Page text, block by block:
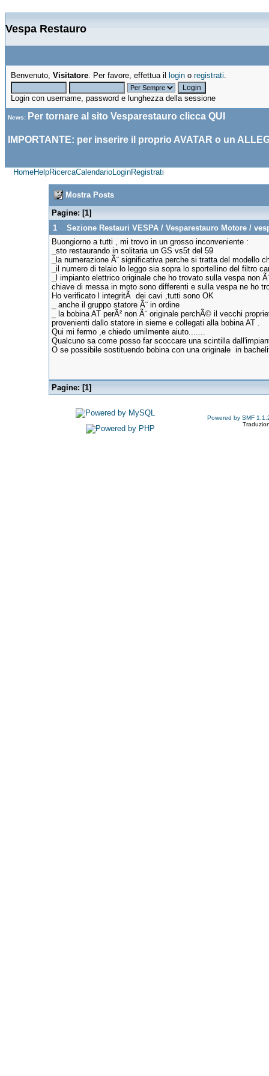
Vespa Restauro
Benvenuto, Visitatore. Per favore, effettua il login o registrati.
Login con username, password e lunghezza della sessione
News: Per tornare al sito Vesparestauro clicca QUI
IMPORTANTE: per inserire il proprio AVATAR o un
HomeHelpRicercaCalendarioLoginRegistrati
Mostra Posts
Pagine: [1]
1
Sezione Restauri VESPA/ Vesparestauro Motore/
Buongiorno a tutti , mi trovo in un grosso inconveniente :
_sto restaurando in solitaria un GS vs5t del 59
_la numerazione Ã¨ significativa perche si tratta del modello
_il numero di telaio lo leggo sia sopra lo sportellino del filtro
_l impianto elettrico originale che ho trovato sulla vespa
chiave di messa in moto sono differenti e sulla vespa ne ho
Ho verificato l integritÃ dei cavi ,tutti sono OK
_ anche il gruppo statore Ã¨ in ordine
_ la bobina AT perÃ² non Ã¨ originale perchÃ© il vecchi
provenienti dallo statore in sieme e collegati alla bobina AT .
Qui mi fermo ,e chiedo umilmente aiuto.......
Qualcuno sa come posso far scoccare una scintilla
O se possibile sostituendo bobina con una originale in
Pagine: [1]
Powered by SMF